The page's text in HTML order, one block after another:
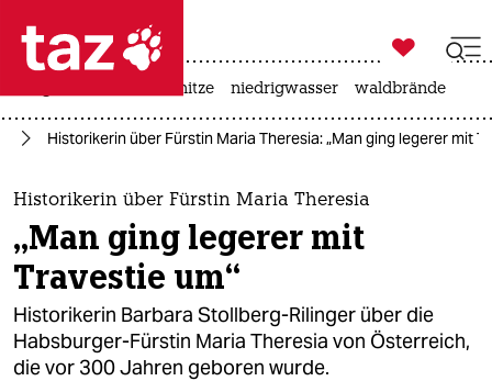
 taz zahl ich
taz zahl ich
themen
politik
öko
gesellschaft

taz zahl ich
hitze niedrigwasser waldbrände
Historikerin über Fürstin Maria Theresia: „Man ging legerer mit
Historikerin über Fürstin Maria Theresia
„Man ging legerer mit
Travestie um“
Historikerin Barbara Stollberg-Rilinger über die
Habsburger-Fürstin Maria Theresia von Österreich,
die vor 300 Jahren geboren wurde.